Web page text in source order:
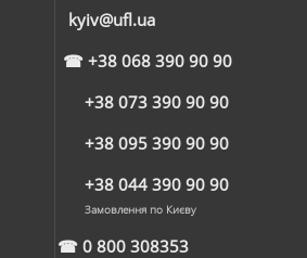
kyiv@ufl.ua
☎ +38 068 390 90 90
+38 073 390 90 90
+38 095 390 90 90
+38 044 390 90 90
Замовлення по Києву
☎ 0 800 308353